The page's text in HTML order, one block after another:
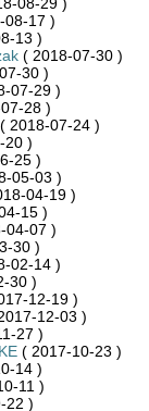
08-17 )
13 )
( 2018-07-30 )
30 )
07-29 )
28 )
( 2018-07-24 )
20 )
25 )
05-03 )
04-19 )
15 )
04-07 )
30 )
02-14 )
30 )
12-19 )
12-03 )
27 )
( 2017-10-23 )
14 )
11 )
22 )